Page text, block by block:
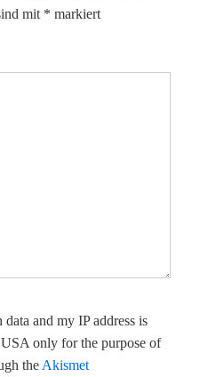
mit * markiert
and my IP address is
only for the purpose of
the Akismet